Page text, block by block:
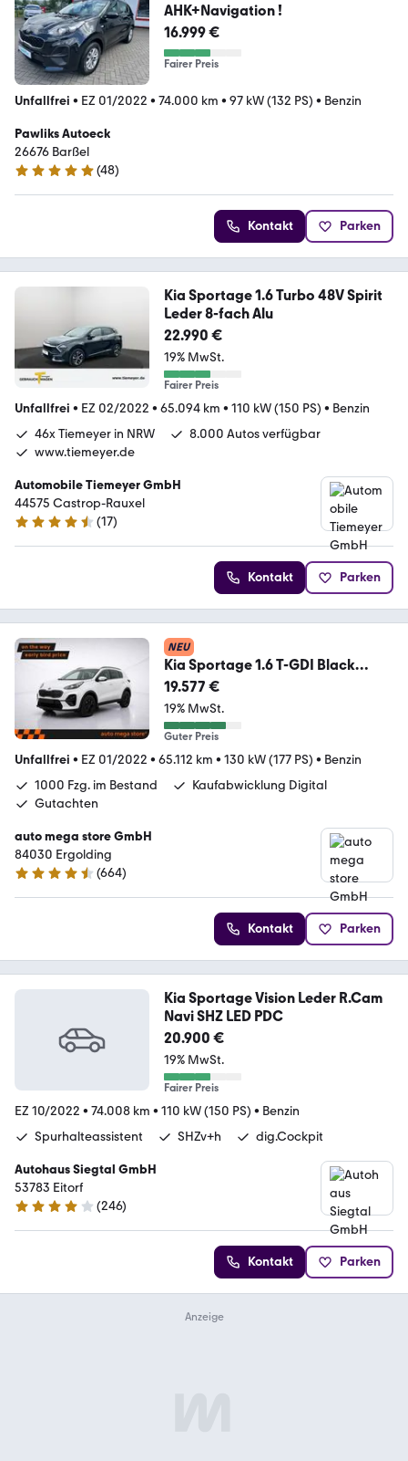
AHK+Navigation !
16.999 €
Fairer Preis
Unfallfrei • EZ 01/2022 • 74.000 km • 97 kW (132 PS) • Benzin
Pawliks Autoeck
26676 Barßel
5 Sterne
(48)
Kontakt Parken
Kia Sportage 1.6 Turbo 48V Spirit
Leder 8-fach Alu
22.990 €
19% MwSt.
Fairer Preis
Unfallfrei • EZ 02/2022 • 65.094 km • 110 kW (150 PS) • Benzin
46x Tiemeyer in NRW
8.000 Autos verfügbar
www.tiemeyer.de
Automobile Tiemeyer GmbH
44575 Castrop-Rauxel
4.6 Sterne
(17)
Kontakt Parken
NEU
Kia Sportage 1.6 T-GDI Black
Edition Aut. RFK/Pano
19.577 €
19% MwSt.
Guter Preis
Unfallfrei • EZ 01/2022 • 65.112 km • 130 kW (177 PS) • Benzin
1000 Fzg. im Bestand
Kaufabwicklung Digital
Gutachten
auto mega store GmbH
84030 Ergolding
4.4 Sterne
(664)
Kontakt Parken
Kia Sportage Vision Leder R.Cam
Navi SHZ LED PDC
20.900 €
19% MwSt.
Fairer Preis
EZ 10/2022 • 74.008 km • 110 kW (150 PS) • Benzin
Spurhalteassistent
SHZv+h dig.Cockpit
Autohaus Siegtal GmbH
53783 Eitorf
4.1 Sterne
(246)
Kontakt Parken